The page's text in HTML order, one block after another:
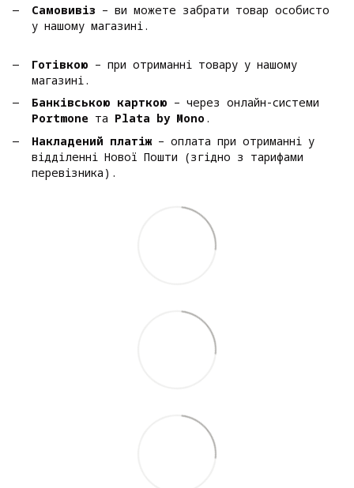
Самовивіз – ви можете забрати товар особисто
у нашому магазині.
Готівкою – при отриманні товару у нашому
магазині.
Банківською карткою – через онлайн-системи
Portmone та Plata by Mono .
Накладений платіж – оплата при отриманні у
відділенні Нової Пошти (згідно з тарифами
перевізника).